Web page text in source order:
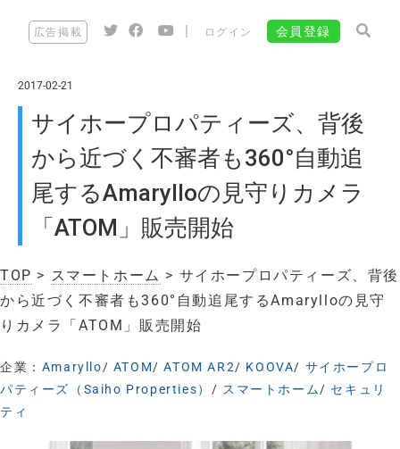
広告掲載 ログイン 会員登録
2017-02-21
サイホープロパティーズ、背後
から近づく不審者も360°自動追
尾するAmarylloの見守りカメラ
「ATOM」販売開始
TOP > スマートホーム > サイホープロパティーズ、背後
から近づく不審者も360°自動追尾するAmarylloの見守
りカメラ「ATOM」販売開始
企業： Amaryllo/ ATOM/ATOM AR2/ KOOVA/ サイホープロ
パティーズ（Saiho Properties） / スマートホーム/ セキュリ
ティ